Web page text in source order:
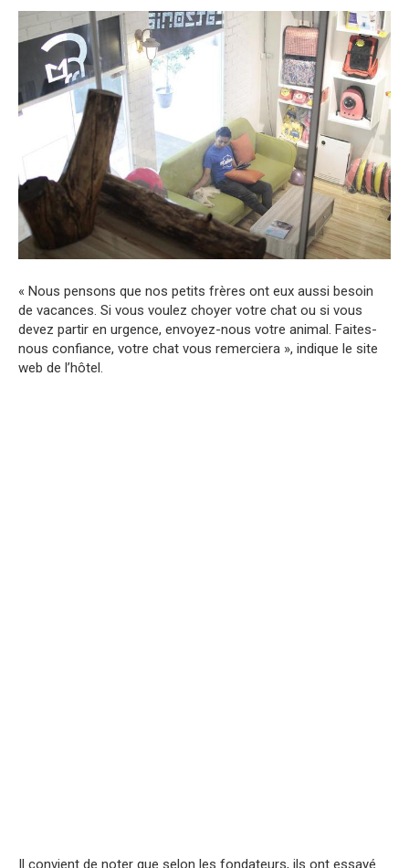
« Nous pensons que nos petits frères ont eux aussi besoin
de vacances. Si vous voulez choyer votre chat ou si vous
devez partir en urgence, envoyez-nous votre animal. Faites-
nous confiance, votre chat vous remerciera », indique le site
web de l’hôtel.
Il convient de noter que selon les fondateurs, ils ont essayé